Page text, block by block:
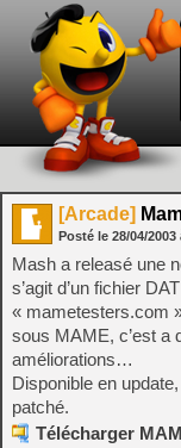
[Arcade]
Posté le 28/04/2003
Mash a releasé une
s’agit d’un fichier
« mametesters.com
sous MAME, c’est a
améliorations…
Disponible en
patché.
Télécharger